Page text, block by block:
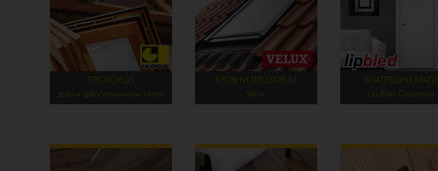
ПРОЗОРЦИ
дрво и дрво/алуминиум Lesna
КРОВНИ ПРОЗОРЦИ
Velux
ВНАТРЕШНИ ВРАТИ
Lip Bled-Словенија